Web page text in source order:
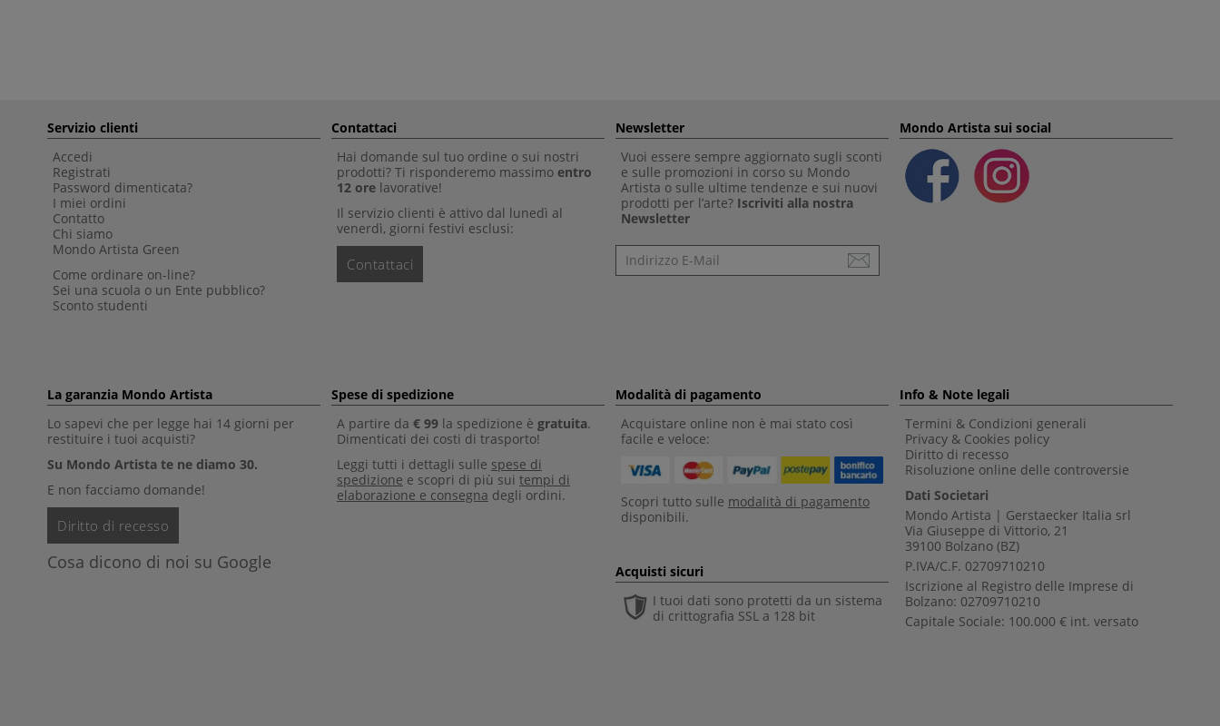
Servizio clienti
Accedi
Registrati
Password dimenticata?
I miei ordini
Contatto
Chi siamo
Mondo Artista Green
Come ordinare on-line?
Sei una scuola o un Ente pubblico?
Sconto studenti
Contattaci
Hai domande sul tuo ordine o sui nostri
prodotti? Ti risponderemo massimo entro
12 ore lavorative!
Il servizio clienti è attivo dal lunedì al
venerdì, giorni festivi esclusi:
Contattaci
Newsletter
Vuoi essere sempre aggiornato sugli sconti
e sulle promozioni in corso su Mondo
Artista o sulle ultime tendenze e sui nuovi
prodotti per l’arte? Iscriviti alla nostra
Newsletter
Newsletter
Mondo Artista sui social
La garanzia Mondo Artista
Lo sapevi che per legge hai 14 giorni per
restituire i tuoi acquisti?
Su Mondo Artista te ne diamo 30.
E non facciamo domande!
Diritto di recesso
Cosa dicono di noi su Google
Spese di spedizione
A partire da € 99 la spedizione è gratuita.
Dimenticati dei costi di trasporto!
Leggi tutti i dettagli sulle spese di
spedizione e scopri di più sui tempi di
elaborazione e consegna degli ordini.
Modalità di pagamento
Acquistare online non è mai stato così
facile e veloce:
Scopri tutto sulle modalità di pagamento
disponibili.
Info & Note legali
Termini & Condizioni generali
Privacy & Cookies policy
Diritto di recesso
Risoluzione online delle controversie
Dati Societari
Mondo Artista | Gerstaecker Italia srl
Via Giuseppe di Vittorio, 21
39100 Bolzano (BZ)
P.IVA/C.F. 02709710210
Iscrizione al Registro delle Imprese di
Bolzano: 02709710210
Capitale Sociale: 100.000 € int. versato
Acquisti sicuri
I tuoi dati sono protetti da un sistema
di crittografia SSL a 128 bit